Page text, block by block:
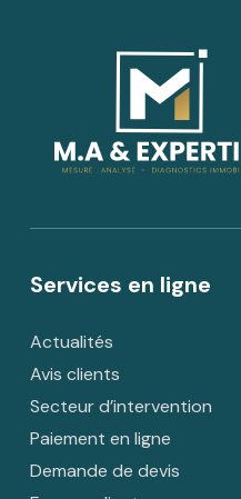
Services en ligne
Actualités
Avis clients
Secteur d’intervention
Paiement en ligne
Demande de devis